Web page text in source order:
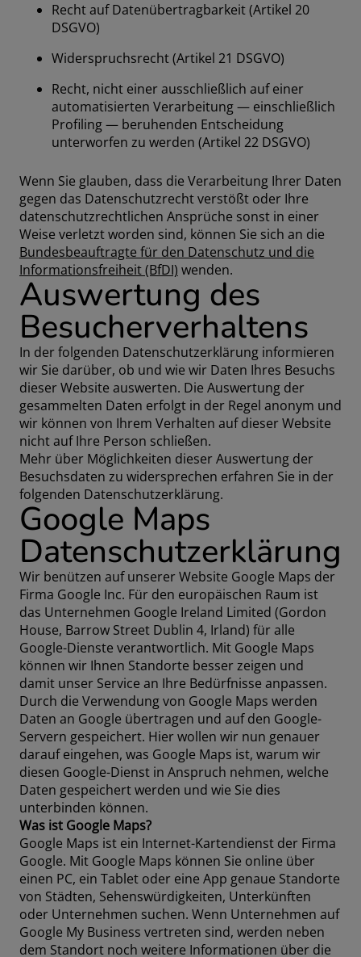
Recht auf Datenübertragbarkeit (Artikel 20
DSGVO)
Widerspruchsrecht (Artikel 21 DSGVO)
Recht, nicht einer ausschließlich auf einer
automatisierten Verarbeitung — einschließlich
Profiling — beruhenden Entscheidung
unterworfen zu werden (Artikel 22 DSGVO)
Wenn Sie glauben, dass die Verarbeitung Ihrer Daten
gegen das Datenschutzrecht verstößt oder Ihre
datenschutzrechtlichen Ansprüche sonst in einer
Weise verletzt worden sind, können Sie sich an die
Bundesbeauftragte für den Datenschutz und die
Informationsfreiheit (BfDI) wenden.
Auswertung des
Besucherverhaltens
In der folgenden Datenschutzerklärung informieren
wir Sie darüber, ob und wie wir Daten Ihres Besuchs
dieser Website auswerten. Die Auswertung der
gesammelten Daten erfolgt in der Regel anonym und
wir können von Ihrem Verhalten auf dieser Website
nicht auf Ihre Person schließen.
Mehr über Möglichkeiten dieser Auswertung der
Besuchsdaten zu widersprechen erfahren Sie in der
folgenden Datenschutzerklärung.
Google Maps
Datenschutzerklärung
Wir benützen auf unserer Website Google Maps der
Firma Google Inc. Für den europäischen Raum ist
das Unternehmen Google Ireland Limited (Gordon
House, Barrow Street Dublin 4, Irland) für alle
Google-Dienste verantwortlich. Mit Google Maps
können wir Ihnen Standorte besser zeigen und
damit unser Service an Ihre Bedürfnisse anpassen.
Durch die Verwendung von Google Maps werden
Daten an Google übertragen und auf den Google-
Servern gespeichert. Hier wollen wir nun genauer
darauf eingehen, was Google Maps ist, warum wir
diesen Google-Dienst in Anspruch nehmen, welche
Daten gespeichert werden und wie Sie dies
unterbinden können.
Was ist Google Maps?
Google Maps ist ein Internet-Kartendienst der Firma
Google. Mit Google Maps können Sie online über
einen PC, ein Tablet oder eine App genaue Standorte
von Städten, Sehenswürdigkeiten, Unterkünften
oder Unternehmen suchen. Wenn Unternehmen auf
Google My Business vertreten sind, werden neben
dem Standort noch weitere Informationen über die